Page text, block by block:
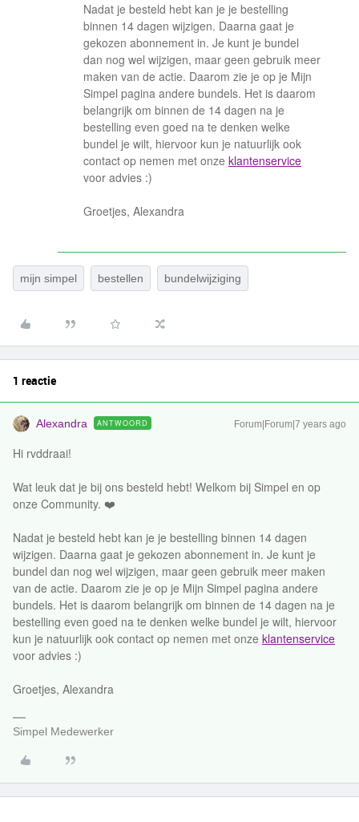
Nadat je besteld hebt kan je je bestelling
binnen 14 dagen wijzigen. Daarna gaat je
gekozen abonnement in. Je kunt je bundel
dan nog wel wijzigen, maar geen gebruik meer
maken van de actie. Daarom zie je op je Mijn
Simpel pagina andere bundels. Het is daarom
belangrijk om binnen de 14 dagen na je
bestelling even goed na te denken welke
bundel je wilt, hiervoor kun je natuurlijk ook
contact op nemen met onze klantenservice
voor advies :)
Groetjes, Alexandra
mijn simpel bestellen bundelwijziging
1 reactie
Alexandra ANTWOORD Forum|Forum|7 years ago
Hi rvddraai!
Wat leuk dat je bij ons besteld hebt! Welkom bij Simpel en op
onze Community. ❤️
Nadat je besteld hebt kan je je bestelling binnen 14 dagen
wijzigen. Daarna gaat je gekozen abonnement in. Je kunt je
bundel dan nog wel wijzigen, maar geen gebruik meer maken
van de actie. Daarom zie je op je Mijn Simpel pagina andere
bundels. Het is daarom belangrijk om binnen de 14 dagen na je
bestelling even goed na te denken welke bundel je wilt, hiervoor
kun je natuurlijk ook contact op nemen met onze klantenservice
voor advies :)
Groetjes, Alexandra
Simpel Medewerker